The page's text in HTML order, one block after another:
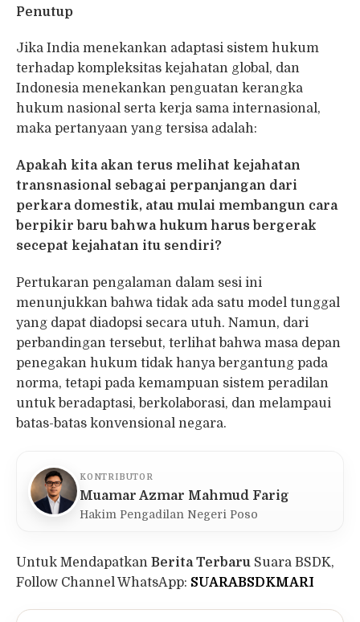
Penutup
Jika India menekankan adaptasi sistem hukum
terhadap kompleksitas kejahatan global, dan
Indonesia menekankan penguatan kerangka
hukum nasional serta kerja sama internasional,
maka pertanyaan yang tersisa adalah:
Apakah kita akan terus melihat kejahatan
transnasional sebagai perpanjangan dari
perkara domestik, atau mulai membangun cara
berpikir baru bahwa hukum harus bergerak
secepat kejahatan itu sendiri?
Pertukaran pengalaman dalam sesi ini
menunjukkan bahwa tidak ada satu model tunggal
yang dapat diadopsi secara utuh. Namun, dari
perbandingan tersebut, terlihat bahwa masa depan
penegakan hukum tidak hanya bergantung pada
norma, tetapi pada kemampuan sistem peradilan
untuk beradaptasi, berkolaborasi, dan melampaui
batas-batas konvensional negara.
KONTRIBUTOR
Muamar Azmar Mahmud Farig
Hakim Pengadilan Negeri Poso
Untuk Mendapatkan Berita Terbaru Suara BSDK,
Follow Channel WhatsApp: SUARABSDKMARI